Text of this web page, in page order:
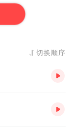
切换顺序